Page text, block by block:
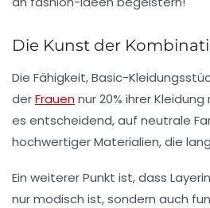
Die Kunst der
Die Fähigkeit,Basic-
derFrauennur 20% ihrer
es entscheidend, auf neutrale
hochwertiger Materialien, die
Ein weiterer Punkt ist, dass
nur modisch ist, sondern auch